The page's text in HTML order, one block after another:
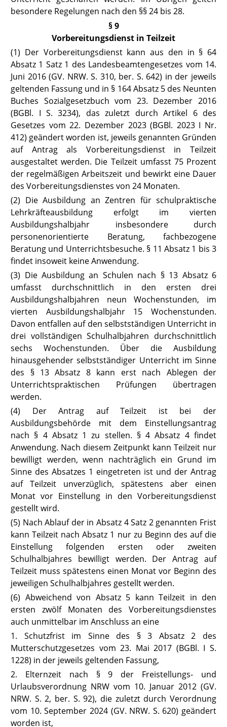
besondere Regelungen nach den §§ 24 bis 28.
§ 9
Vorbereitungsdienst in Teilzeit
(1) Der Vorbereitungsdienst kann aus den in § 64
Absatz 1 Satz 1 des Landesbeamtengesetzes vom 14.
Juni 2016 (GV. NRW. S. 310, ber. S. 642) in der jeweils
geltenden Fassung und in § 164 Absatz 5 des Neunten
Buches Sozialgesetzbuch vom 23. Dezember 2016
(BGBl. I S. 3234), das zuletzt durch Artikel 6 des
Gesetzes vom 22. Dezember 2023 (BGBl. 2023 I Nr.
412) geändert worden ist, jeweils genannten Gründen
auf Antrag als Vorbereitungsdienst in Teilzeit
ausgestaltet werden. Die Teilzeit umfasst 75 Prozent
der regelmäßigen Arbeitszeit und bewirkt eine Dauer
des Vorbereitungsdienstes von 24 Monaten.
(2) Die Ausbildung an Zentren für schulpraktische
Lehrkräfteausbildung erfolgt im vierten
Ausbildungshalbjahr insbesondere durch
personenorientierte Beratung, fachbezogene
Beratung und Unterrichtsbesuche. § 11 Absatz 1 bis 3
findet insoweit keine Anwendung.
(3) Die Ausbildung an Schulen nach § 13 Absatz 6
umfasst durchschnittlich in den ersten drei
Ausbildungshalbjahren neun Wochenstunden, im
vierten Ausbildungshalbjahr 15 Wochenstunden.
Davon entfallen auf den selbstständigen Unterricht in
drei vollständigen Schulhalbjahren durchschnittlich
sechs Wochenstunden. Über die Ausbildung
hinausgehender selbstständiger Unterricht im Sinne
des § 13 Absatz 8 kann erst nach Ablegen der
Unterrichtspraktischen Prüfungen übertragen
werden.
(4) Der Antrag auf Teilzeit ist bei der
Ausbildungsbehörde mit dem Einstellungsantrag
nach § 4 Absatz 1 zu stellen. § 4 Absatz 4 findet
Anwendung. Nach diesem Zeitpunkt kann Teilzeit nur
bewilligt werden, wenn nachträglich ein Grund im
Sinne des Absatzes 1 eingetreten ist und der Antrag
auf Teilzeit unverzüglich, spätestens aber einen
Monat vor Einstellung in den Vorbereitungsdienst
gestellt wird.
(5) Nach Ablauf der in Absatz 4 Satz 2 genannten Frist
kann Teilzeit nach Absatz 1 nur zu Beginn des auf die
Einstellung folgenden ersten oder zweiten
Schulhalbjahres bewilligt werden. Der Antrag auf
Teilzeit muss spätestens einen Monat vor Beginn des
jeweiligen Schulhalbjahres gestellt werden.
(6) Abweichend von Absatz 5 kann Teilzeit in den
ersten zwölf Monaten des Vorbereitungsdienstes
auch unmittelbar im Anschluss an eine
1. Schutzfrist im Sinne des § 3 Absatz 2 des
Mutterschutzgesetzes vom 23. Mai 2017 (BGBl. I S.
1228) in der jeweils geltenden Fassung,
2. Elternzeit nach § 9 der Freistellungs- und
Urlaubsverordnung NRW vom 10. Januar 2012 (GV.
NRW. S. 2, ber. S. 92), die zuletzt durch Verordnung
vom 10. September 2024 (GV. NRW. S. 620) geändert
worden ist,